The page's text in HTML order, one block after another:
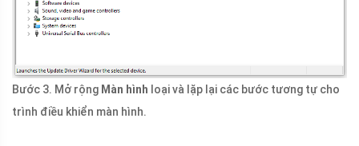
Bước 3. Mở rộng Màn hình loại và lặp lại các bước tương tự cho
trình điều khiển màn hình.